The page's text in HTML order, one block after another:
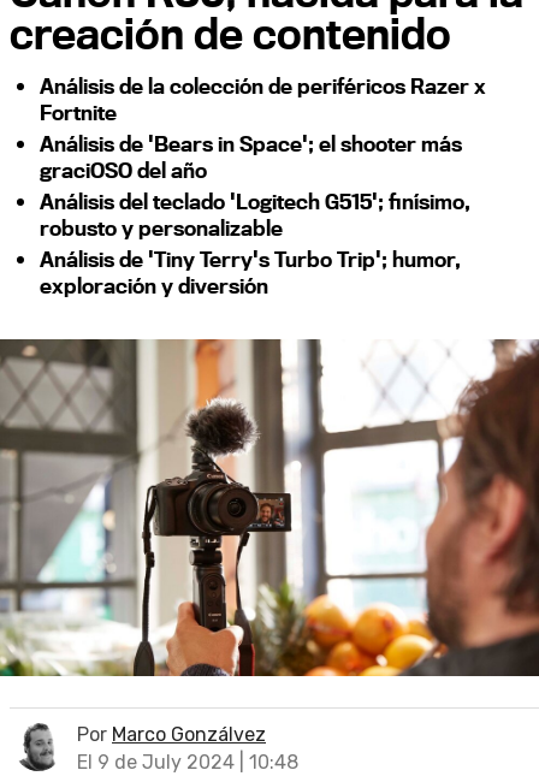
Análisis de la colección de periféricos Razer x
Fortnite
Análisis de 'Bears in Space'; el shooter más
graciOSO del año
Análisis del teclado 'Logitech G515'; finísimo,
robusto y personalizable
Análisis de 'Tiny Terry's Turbo Trip'; humor,
exploración y diversión
creación de contenido
Por Marco Gonzálvez
El 9 de July 2024 | 10:48